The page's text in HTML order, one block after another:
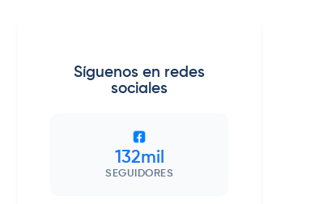
Síguenos en redes
sociales
132mil
SEGUIDORES